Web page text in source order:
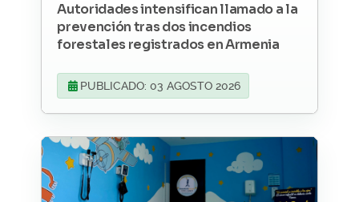
Autoridades intensifican llamado a la
prevención tras dos incendios
forestales registrados en Armenia
PUBLICADO: 03 AGOSTO 2026